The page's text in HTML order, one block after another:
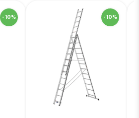
- 10%
43459
872,0 cm
Broj dijelova
Trodijelne
Broj gazišta
- 10%